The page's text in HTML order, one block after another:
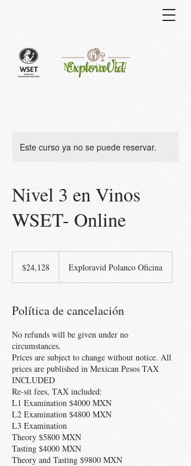
Mi carrito
Este curso ya no se puede reservar.
Nivel 3 en Vinos
WSET- Online
mexicanos
$24,128 Exploravid Polanco Oficina
Política de cancelación
No refunds will be given under no
circumstances.
Prices are subject to change without notice. All
prices are published in Mexican Pesos TAX
INCLUDED
Re-sit fees, TAX included:
L1 Examination $4000 MXN
L2 Examination $4800 MXN
L3 Examination
Theory $5800 MXN
Tasting $4000 MXN
Theory and Tasting $9800 MXN